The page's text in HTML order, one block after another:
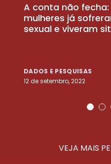
A conta não
mulheres já
sexual e viveram
DADOS E PESQUISAS
12 de setembro, 2022
VEJA MAIS